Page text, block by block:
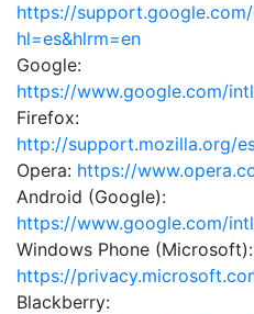
https://
hl=es&hlrm=en
Google:
https://www.google.com/
Firefox:
http://support.mozilla.org/
Opera: https://
Android (Google):
https://www.google.com/
Windows Phone (Microsoft):
https://
Blackberry: